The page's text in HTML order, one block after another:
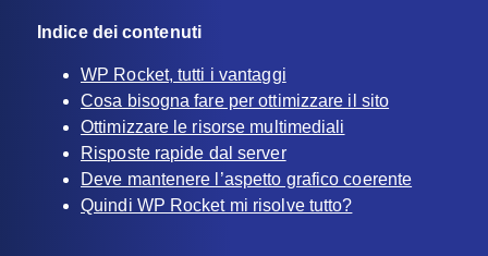
Indice dei contenuti
WP Rocket, tutti i vantaggi
Cosa bisogna fare per ottimizzare il sito
Ottimizzare le risorse multimediali
Risposte rapide dal server
Deve mantenere l’aspetto grafico coerente
Quindi WP Rocket mi risolve tutto?